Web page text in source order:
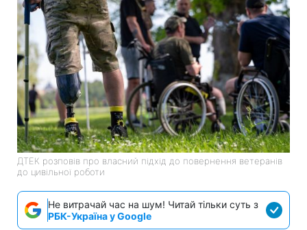
ДТЕК розповів про власний підхід до повернення ветеранів
до цивільної роботи
Не витрачай час на шум! Читай тільки суть з
РБК-Україна у Google